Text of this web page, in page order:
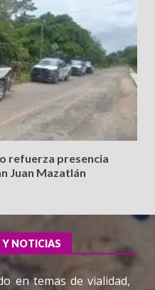
refuerza presencia
Juan Mazatlán
NOTICIAS
en temas de vialidad,